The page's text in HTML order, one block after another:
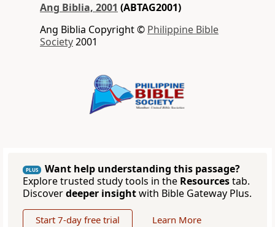
Ang Biblia, 2001 (ABTAG2001)
Ang Biblia Copyright © Philippine Bible
Society2001
PLUS
Want help understanding this passage?
Explore trusted study tools in the Resourcestab.
Discoverdeeper insightwith Bible Gateway Plus.
Start 7-day free trial Learn More